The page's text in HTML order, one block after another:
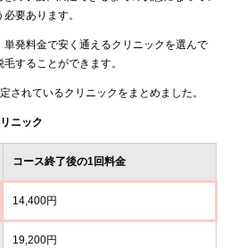
要あります。
発料金で安く通えるクリニックを選んで
することができます。
されているクリニックをまとめました。
ニック
コース終了後の1回料金
14,400円
19,200円